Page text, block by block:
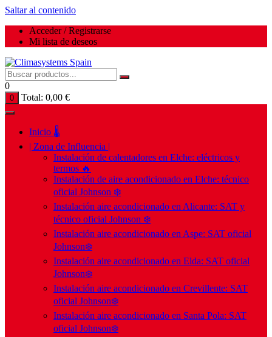
Saltar al contenido
Acceder / Registrarse
Mi lista de deseos
0
0 Total: 0,00 €
Inicio 🌡️
| Zona de Influencia |
Instalación de calentadores en Elche: eléctricos y
termos 🔥
Instalación de aire acondicionado en Elche: técnico
oficial Johnson ❄️
Instalación aire acondicionado en Alicante: SAT y
técnico oficial Johnson ❄️
Instalación aire acondicionado en Aspe: SAT oficial
Johnson❄️
Instalación aire acondicionado en Elda: SAT oficial
Johnson❄️
Instalación aire acondicionado en Crevillente: SAT
oficial Johnson❄️
Instalación aire acondicionado en Santa Pola: SAT
oficial Johnson❄️